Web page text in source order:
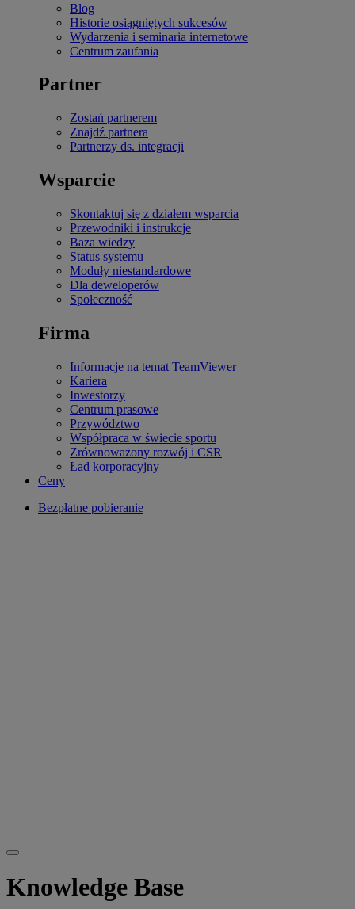
Blog
Historie osiągniętych sukcesów
Wydarzenia i seminaria internetowe
Centrum zaufania
Partner
Zostań partnerem
Znajdź partnera
Partnerzy ds. integracji
Wsparcie
Skontaktuj się z działem wsparcia
Przewodniki i instrukcje
Baza wiedzy
Status systemu
Moduły niestandardowe
Dla deweloperów
Społeczność
Firma
Informacje na temat TeamViewer
Kariera
Inwestorzy
Centrum prasowe
Przywództwo
Współpraca w świecie sportu
Zrównoważony rozwój i CSR
Ład korporacyjny
Ceny
Bezpłatne pobieranie
Knowledge Base